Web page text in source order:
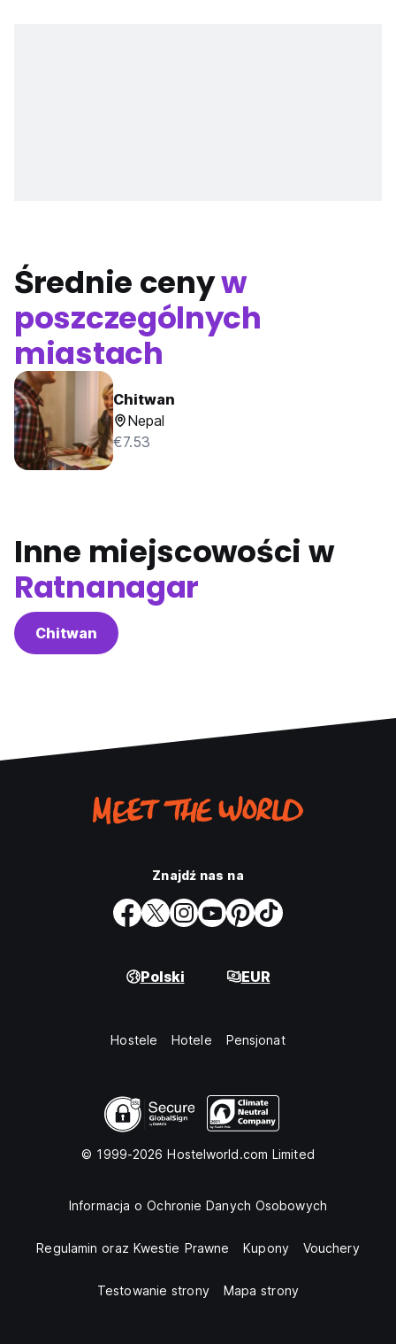
Średnie cenyw
poszczególnych
miastach
Chitwan
Nepal
€7.53
Inne miejscowości w
Ratnanagar
Chitwan
Znajdź nas na
Polski EUR
Hostele Hotele Pensjonat
© 1999-2026 Hostelworld.com Limited
Informacja o Ochronie Danych Osobowych
Regulamin oraz Kwestie Prawne Kupony Vouchery
Testowanie strony Mapa strony